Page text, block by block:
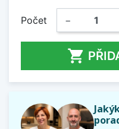
Počet −
